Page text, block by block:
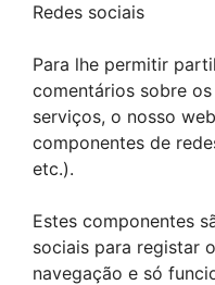
Redes sociais
Para lhe permitir
comentários sobre
serviços, o nosso
componentes de
etc.).
Estes componentes
sociais para registar
navegação e só